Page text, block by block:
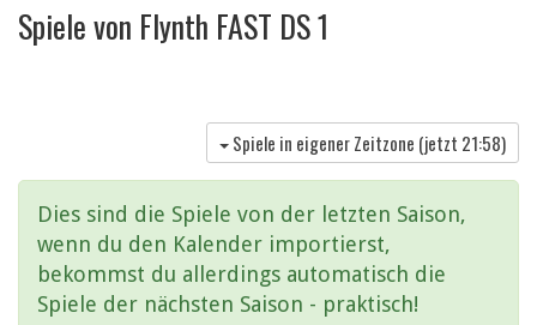
Spiele von Flynth FAST DS 1
Spiele in eigener Zeitzone (jetzt 21:58)
Dies sind die Spiele von der letzten Saison,
wenn du den Kalender importierst,
bekommst du allerdings automatisch die
Spiele der nächsten Saison - praktisch!